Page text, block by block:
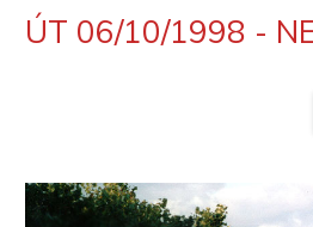
ÚT 06/10/1998 -